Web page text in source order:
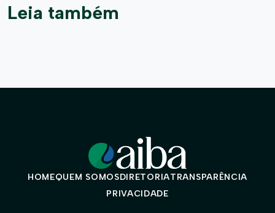
Leia também
HOMEQUEM SOMOSDIRETORIATRANSPARÊNCIA
PRIVACIDADE